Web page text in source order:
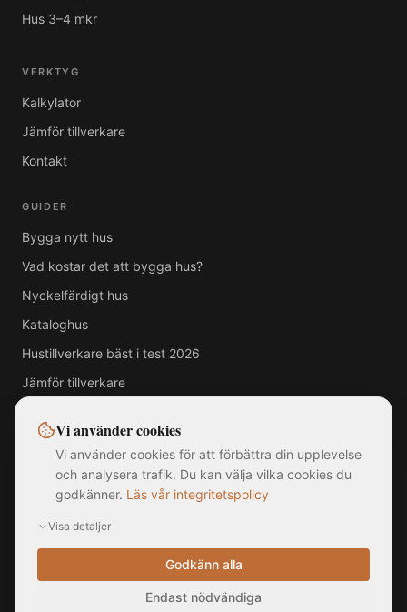
Hus 3–4 mkr
VERKTYG
Kalkylator
Jämför tillverkare
Kontakt
GUIDER
Bygga nytt hus
Vad kostar det att bygga hus?
Nyckelfärdigt hus
Kataloghus
Hustillverkare bäst i test 2026
Jämför tillverkare
Alla varumärken, logotyper och företagsnamn som visas på denna
webbplats tillhör respektive ägare. MittNyaHus.se är en oberoende
jämförelsetjänst utan officiell koppling till, samarbete med eller
och kan avvika från faktiska produkter. Informationen på webbplatsen
är sammanställd från offentligt tillgängliga källor och ska inte betraktas
som rådgivning.
©2026MittNyaHus.se — Alla rättigheter förbehållna|Integritetspolicy
Vi använder cookies
Vi använder cookies för att förbättra din upplevelse
och analysera trafik. Du kan välja vilka cookies du
godkänner. Läs vår integritetspolicy
Visa detaljer
Godkänn alla
Endast nödvändiga